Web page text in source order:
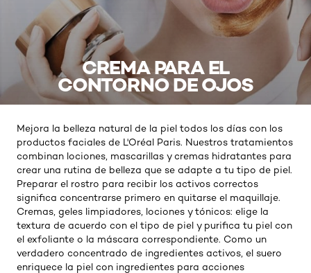
CREMA PARA EL
CONTORNO DE OJOS
Mejora la belleza natural de la piel todos los días con los
productos faciales de L'Oréal Paris. Nuestros tratamientos
combinan lociones, mascarillas y cremas hidratantes para
crear una rutina de belleza que se adapte a tu tipo de piel.
Preparar el rostro para recibir los activos correctos
significa concentrarse primero en quitarse el maquillaje.
Cremas, geles limpiadores, lociones y tónicos: elige la
textura de acuerdo con el tipo de piel y purifica tu piel con
el exfoliante o la máscara correspondiente. Como un
verdadero concentrado de ingredientes activos, el suero
enriquece la piel con ingredientes para acciones